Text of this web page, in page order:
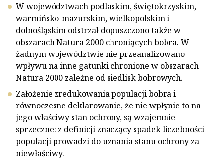
W województwach podlaskim, świętokrzyskim,
warmińsko-mazurskim, wielkopolskim i
dolnośląskim odstrzał dopuszczono także w
obszarach Natura 2000 chroniących bobra. W
żadnym województwie nie przeanalizowano
wpływu na inne gatunki chronione w obszarach
Natura 2000 zależne od siedlisk bobrowych.
Założenie zredukowania populacji bobra i
równoczesne deklarowanie, że nie wpłynie to na
jego właściwy stan ochrony, są wzajemnie
sprzeczne: z definicji znaczący spadek liczebności
populacji prowadzi do uznania stanu ochrony za
niewłaściwy.